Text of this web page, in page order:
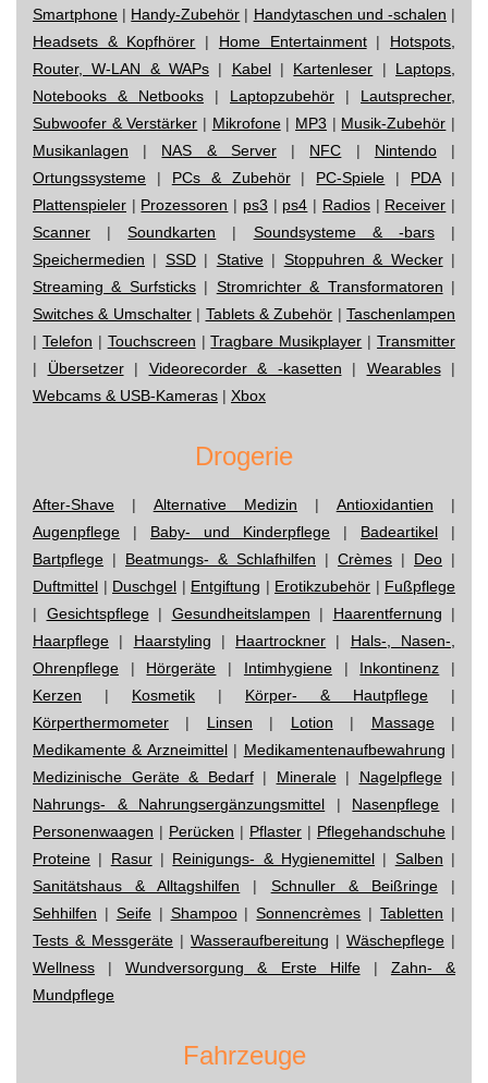
Smartphone | Handy-Zubehör | Handytaschen und -schalen |
Headsets & Kopfhörer | Home Entertainment| Hotspots,
Router, W-LAN & WAPs | Kabel| Kartenleser | Laptops,
Notebooks & Netbooks | Laptopzubehör | Lautsprecher,
Subwoofer & Verstärker | Mikrofone| MP3 | Musik-Zubehör |
Musikanlagen | NAS & Server| NFC | Nintendo|
Ortungssysteme | PCs & Zubehör| PC-Spiele | PDA|
Plattenspieler | Prozessoren | ps3 | ps4 | Radios| Receiver |
Scanner |Soundkarten | Soundsysteme & -bars|
Speichermedien | SSD| Stative| Stoppuhren & Wecker|
Streaming & Surfsticks| Stromrichter & Transformatoren |
Switches & Umschalter| Tablets & Zubehör | Taschenlampen
| Telefon | Touchscreen |Tragbare Musikplayer | Transmitter
| Übersetzer| Videorecorder & -kasetten | Wearables|
Webcams & USB-Kameras | Xbox
Drogerie
After-Shave | Alternative Medizin | Antioxidantien |
Augenpflege | Baby- und Kinderpflege | Badeartikel |
Bartpflege | Beatmungs- & Schlafhilfen | Crèmes | Deo |
Duftmittel | Duschgel | Entgiftung | Erotikzubehör | Fußpflege
| Gesichtspflege| Gesundheitslampen | Haarentfernung |
Haarpflege | Haarstyling | Haartrockner | Hals-, Nasen-,
Ohrenpflege | Hörgeräte | Intimhygiene| Inkontinenz |
Kerzen | Kosmetik | Körper- & Hautpflege |
Körperthermometer | Linsen | Lotion | Massage|
Medikamente & Arzneimittel| Medikamentenaufbewahrung |
Medizinische Geräte & Bedarf| Minerale| Nagelpflege|
Nahrungs- & Nahrungsergänzungsmittel | Nasenpflege |
Personenwaagen | Perücken | Pflaster | Pflegehandschuhe |
Proteine | Rasur| Reinigungs- & Hygienemittel | Salben |
Sanitätshaus & Alltagshilfen | Schnuller & Beißringe|
Sehhilfen | Seife| Shampoo|Sonnencrèmes |Tabletten |
Tests & Messgeräte | Wasseraufbereitung | Wäschepflege |
Wellness |Wundversorgung & Erste Hilfe| Zahn- &
Mundpflege
Fahrzeuge